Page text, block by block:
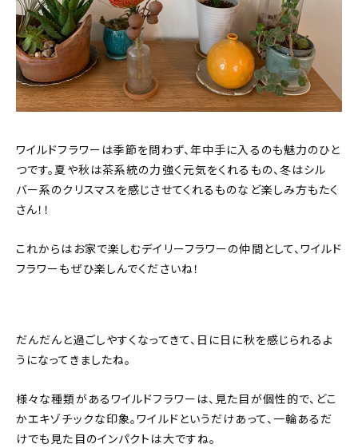
ワイルドフラワーは季節を問わず、年中手に入るのも魅力のひと
つです。夏や秋は茶系統の力強く元気をくれるもの、冬はシル
バー系のクリスマスを感じさせてくれるものなど楽しみ方もたく
さん！！
これからはお家で楽しむデイリーフラワーの仲間として、ワイルド
フラワーもぜひ楽しんでくださいね！
だんだんと過ごしやすくなってきて、日に日に秋を感じられるよ
うになってきましたね。
様々な種類があるワイルドフラワーは、見た目が個性的で、どこ
かエキゾチックな印象。ワイルドというだけあって、一輪あるだ
けでも見た目のインパクトは大ですね。